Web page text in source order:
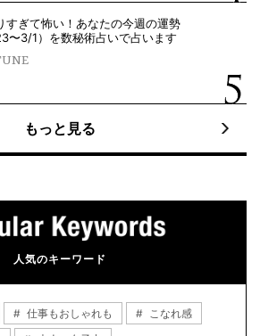
すぎて怖い！あなたの今週の運勢
〜3/1）を数秘術占いで占います
もっと見る
人気のキーワード
仕事もおしゃれも
こなれ感